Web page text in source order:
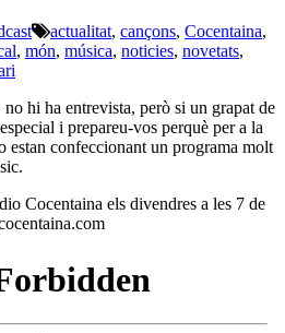
actualitat, cançons, Cocentaina,
, món, música, noticies, novetats,
hi ha entrevista, però si un grapat de
i prepareu-vos perquè per a la
estan confeccionant un programa molt
Cocentaina els divendres a les 7 de